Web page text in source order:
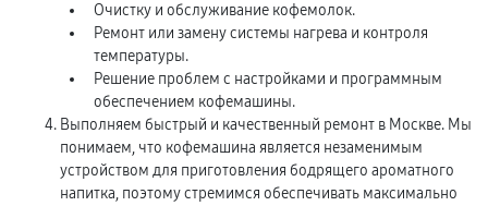
Очистку и обслуживание кофемолок.
Ремонт или замену системы нагрева и контроля
температуры.
Решение проблем с настройками и программным
обеспечением кофемашины.
Выполняем быстрый и качественный ремонт в Москве. Мы
понимаем, что кофемашина является незаменимым
устройством для приготовления бодрящего ароматного
напитка, поэтому стремимся обеспечивать максимально